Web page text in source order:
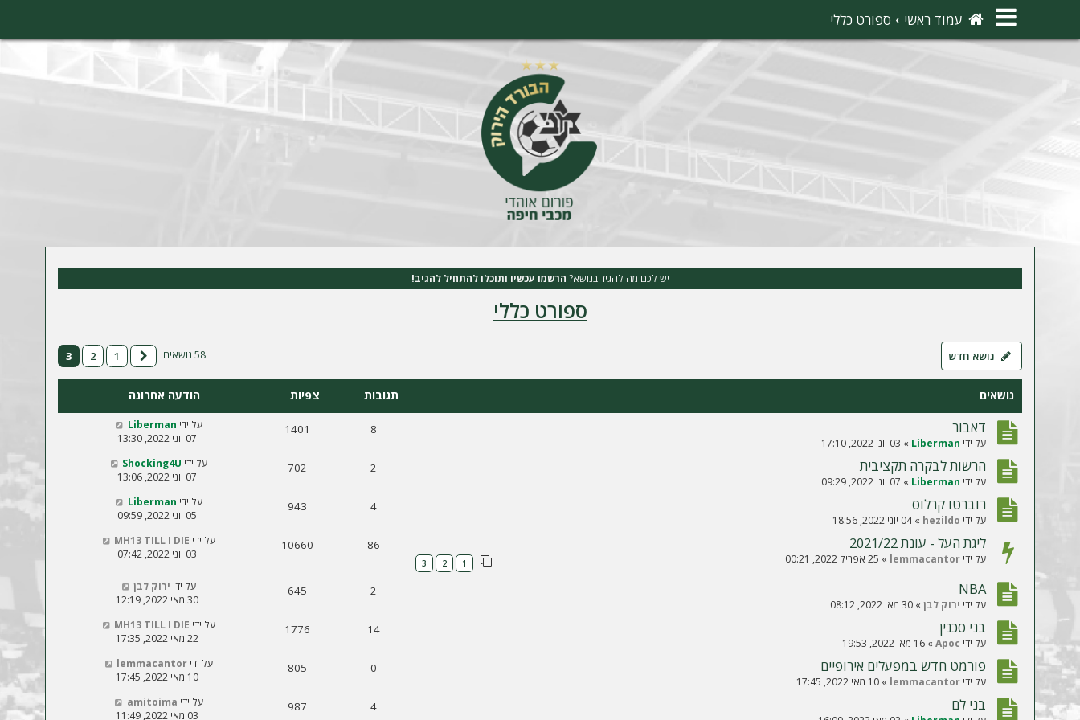
עמוד ראשי ספורט כללי
יש לכם מה להגיד בנושא? הרשמו עכשיו ותוכלו להתחיל להגיב!
ספורט כללי
נושא חדש 58 נושאים הקודם 1
2
3
נושאים תגובות צפיות הודעה אחרונה
דאבור
על ידי Liberman
» 03 יוני 2022, 17:10
8
1401 על ידי Liberman
07 יוני 2022, 13:30
הרשות לבקרה תקציבית
על ידי Liberman
» 07 יוני 2022, 09:29
2
702 על ידי Shocking4U
07 יוני 2022, 13:06
רוברטו קרלוס
על ידי hezildo
»04 יוני 2022, 18:56
4
943 על ידי Liberman
05 יוני 2022, 09:59
ליגת העל - עונת 2021/22
על ידי lemmacantor
» 25 אפריל 2022, 00:21 1
2
3
86
10660 על ידי MH13 TILL I DIE
03 יוני 2022, 07:42
NBA
על ידי ירוק לבן » 30 מאי 2022, 08:12
2
645 על ידי ירוק לבן
30 מאי 2022, 12:19
בני סכנין
על ידי Apoc
» 16 מאי 2022, 19:53
14
1776 על ידי MH13 TILL I DIE
22 מאי 2022, 17:35
פורמט חדש במפעלים אירופיים
על ידי lemmacantor
» 10 מאי 2022, 17:45
0
805 על ידי lemmacantor
10 מאי 2022, 17:45
בני לם 4
987 על ידי amitoima
03 מאי 2022, 11:49